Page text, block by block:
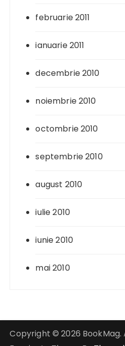
februarie 2011
ianuarie 2011
decembrie 2010
noiembrie 2010
octombrie 2010
septembrie 2010
august 2010
iulie 2010
iunie 2010
mai 2010
Copyright © 2026 BookMag.